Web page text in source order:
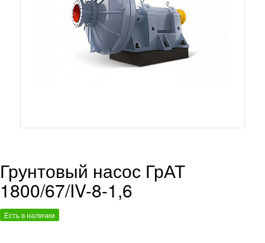
Грунтовый насос ГрАТ
1800/67/IV-8-1,6
Есть в наличии